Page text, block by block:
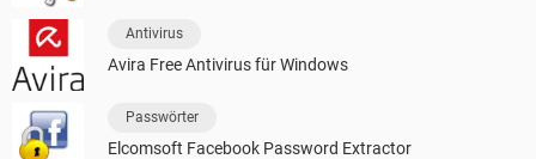
Antivirus
Avira Free Antivirus für Windows
Passwörter
Elcomsoft Facebook Password Extractor